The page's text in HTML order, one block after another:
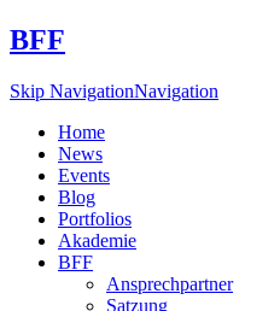
BFF
Skip NavigationNavigation
Home
News
Events
Blog
Portfolios
Akademie
BFF
Ansprechpartner
Satzung